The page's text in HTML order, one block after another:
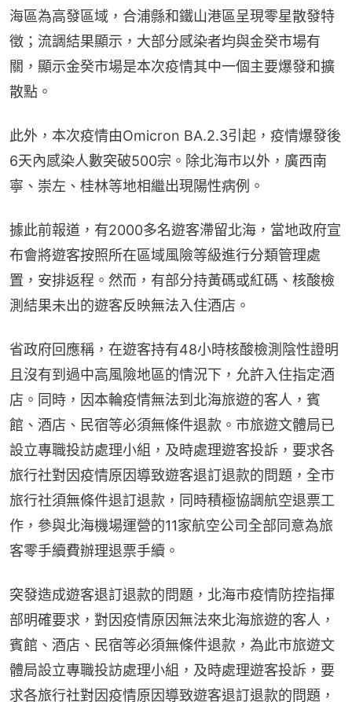
海區為高發區域，合浦縣和鐵山港區呈現零星散發特
徵；流調結果顯示，大部分感染者均與金癸市場有
關，顯示金癸市場是本次疫情其中一個主要爆發和擴
散點。
此外，本次疫情由Omicron BA.2.3引起，疫情爆發後
6天內感染人數突破500宗。除北海市以外，廣西南
寧、崇左、桂林等地相繼出現陽性病例。
據此前報道，有2000多名遊客滯留北海，當地政府宣
布會將遊客按照所在區域風險等級進行分類管理處
置，安排返程。然而，有部分持黃碼或紅碼、核酸檢
測結果未出的遊客反映無法入住酒店。
省政府回應稱，在遊客持有48小時核酸檢測陰性證明
且沒有到過中高風險地區的情況下，允許入住指定酒
店。同時，因本輪疫情無法到北海旅遊的客人，賓
館、酒店、民宿等必須無條件退款。市旅遊文體局已
設立專職投訪處理小組，及時處理遊客投訴，要求各
旅行社對因疫情原因導致遊客退訂退款的問題，全市
旅行社須無條件退訂退款，同時積極協調航空退票工
作，參與北海機場運營的11家航空公司全部同意為旅
客零手續費辦理退票手續。
突發造成遊客退訂退款的問題，北海市疫情防控指揮
部明確要求，對因疫情原因無法來北海旅遊的客人，
賓館、酒店、民宿等必須無條件退款，為此市旅遊文
體局設立專職投訪處理小組，及時處理遊客投訴，要
求各旅行社對因疫情原因導致遊客退訂退款的問題，